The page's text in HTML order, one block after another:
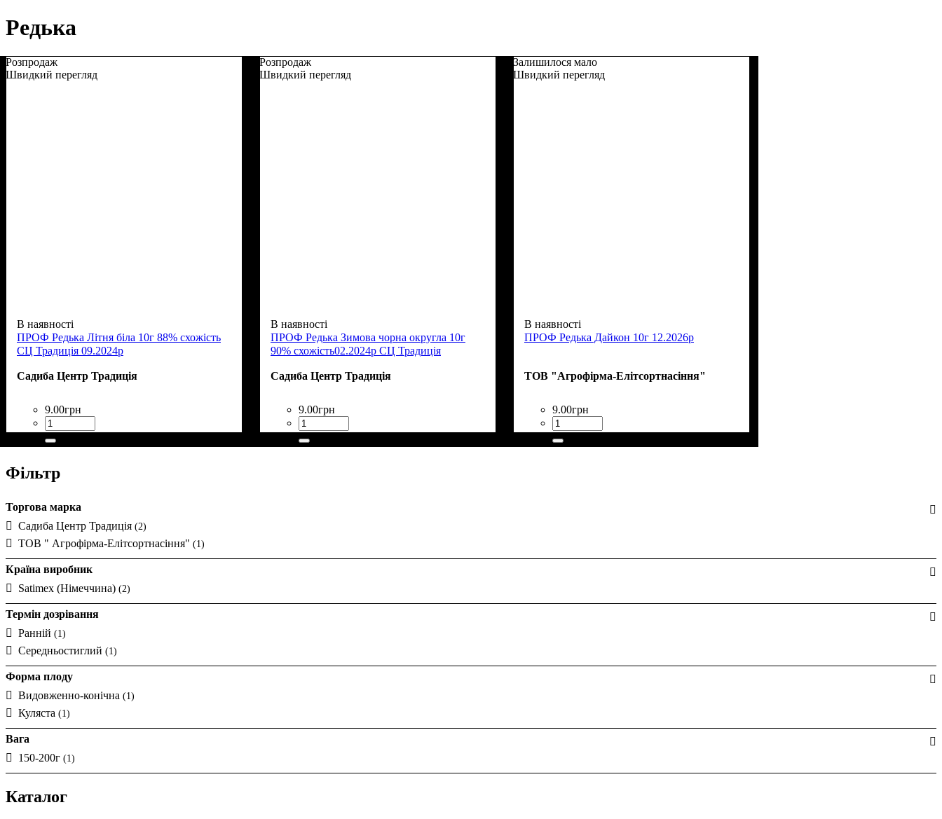
Редька
Розпродаж
Швидкий перегляд
В наявності
ПРОФ Редька Літня біла 10г 88% схожість
СЦ Традиція 09.2024р
Садиба Центр Традиція
9.00грн
Розпродаж
Швидкий перегляд
В наявності
ПРОФ Редька Зимова чорна округла 10г
90% схожість02.2024р СЦ Традиція
Садиба Центр Традиція
9.00грн
Залишилося мало
Швидкий перегляд
В наявності
ПРОФ Редька Дайкон 10г 12.2026р
ТОВ "Агрофірма-Елітсортнасіння"
9.00грн
Фільтр
Торгова марка
Садиба Центр Традиція (2)
ТОВ " Агрофірма-Елітсортнасіння" (1)
Країна виробник
Satimex (Німеччина) (2)
Термін дозрівання
Ранній (1)
Середньостиглий (1)
Форма плоду
Видовженно-конічна (1)
Куляста (1)
Вага
150-200г (1)
Каталог